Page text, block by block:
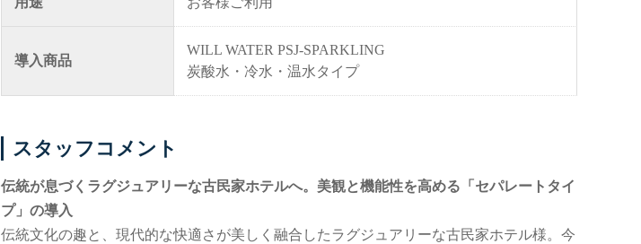
導入商品
WILL WATER PSJ-SPARKLING
炭酸水・冷水・温水タイプ
スタッフコメント
伝統が息づくラグジュアリーな古民家ホテルへ。美観と機能性を高める「セパレートタイ
プ」の導入
伝統文化の趣と、現代的な快適さが美しく融合したラグジュアリーな古民家ホテル様。今